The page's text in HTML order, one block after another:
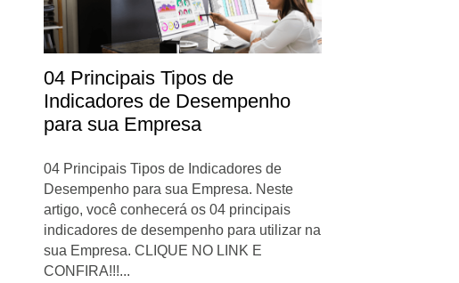
04 Principais Tipos de
Indicadores de Desempenho
para sua Empresa
04 Principais Tipos de Indicadores de
Desempenho para sua Empresa. Neste
artigo, você conhecerá os 04 principais
indicadores de desempenho para utilizar na
sua Empresa. CLIQUE NO LINK E
CONFIRA!!!...